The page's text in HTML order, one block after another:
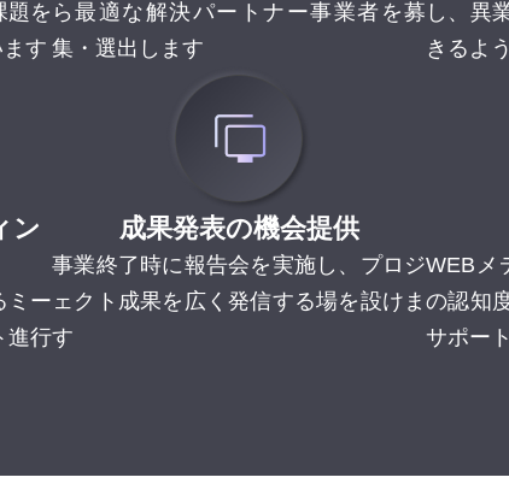
題を
す
ら最適な解決パートナー事業者を募
集・選出します
し、異
きるよ
ン
ミー
進行
成果発表の機会提供
事業終了時に報告会を実施し、プロジ
ェクト成果を広く発信する場を設けま
す
WEBメ
の認知
サポー